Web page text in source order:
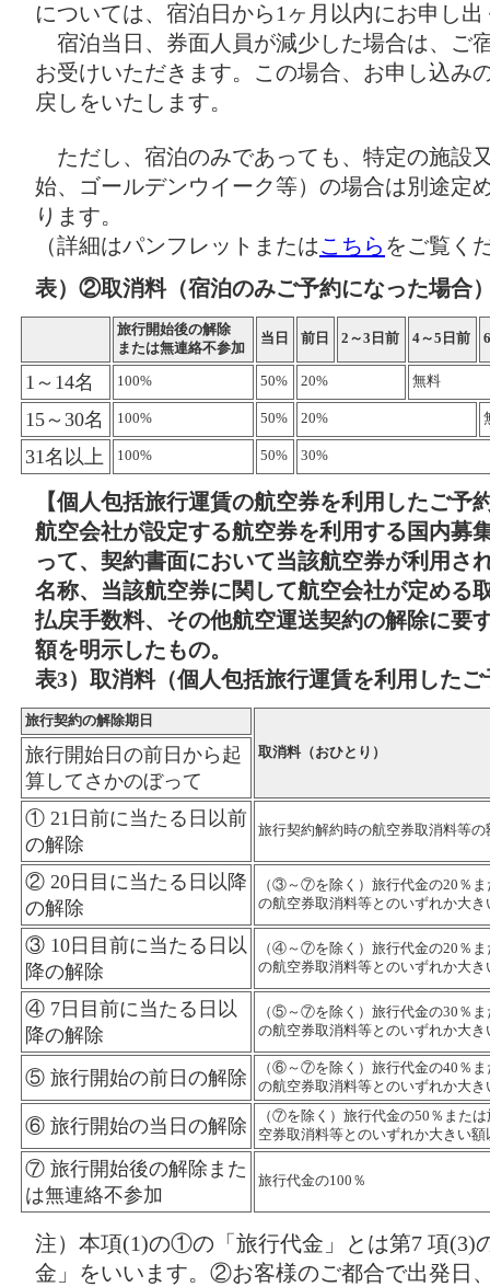
については、宿泊日から1ヶ月以内にお申し
宿泊当日、券面人員が減少した場合は、ご
お受けいただきます。この場合、お申し込み
戻しをいたします。
ただし、宿泊のみであっても、特定の施設
始、ゴールデンウイーク等）の場合は別途定
ります。
（詳細はパンフレットまたはこちら をご覧く
表）②取消料（宿泊のみご予約になった場合
旅行開始後の解除
または無連絡不参加
当日 前日 2～3日前 4～5日前
1～14名 100% 50% 20% 無料
15～30名 100% 50% 20%
31名以上 100% 50% 30%
【個人包括旅行運賃の航空券を利用したご予
航空会社が設定する航空券を利用する国内募
って、契約書面において当該航空券が利用さ
名称、当該航空券に関して航空会社が定める
払戻手数料、その他航空運送契約の解除に要
額を明示したもの。
表3）取消料（個人包括旅行運賃を利用した
旅行契約の解除期日
取消料（おひとり）
旅行開始日の前日から起
算してさかのぼって
① 21日前に当たる日以前
の解除
旅行契約解約時の航空券取消料等の
② 20日目に当たる日以降
の解除
（③～⑦を除く）旅行代金の20％
の航空券取消料等とのいずれか大き
③ 10日目前に当たる日以
降の解除
（④～⑦を除く）旅行代金の20％
の航空券取消料等とのいずれか大き
④ 7日目前に当たる日以
降の解除
（⑤～⑦を除く）旅行代金の30％
の航空券取消料等とのいずれか大き
⑤ 旅行開始の前日の解除
（⑥～⑦を除く）旅行代金の40％
の航空券取消料等とのいずれか大き
⑥ 旅行開始の当日の解除
（⑦を除く）旅行代金の50％また
空券取消料等とのいずれか大きい額
⑦ 旅行開始後の解除また
は無連絡不参加
旅行代金の100％
注）本項(1)の①の「旅行代金」とは第7 項(3)
金」をいいます。②お客様のご都合で出発日